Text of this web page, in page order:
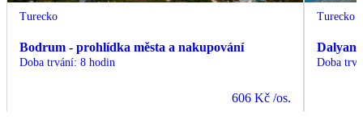
Turecko
Bodrum - prohlídka města a nakupování
Doba trvání: 8 hodin
606 Kč /os.
Turecko
Dalyan
Doba